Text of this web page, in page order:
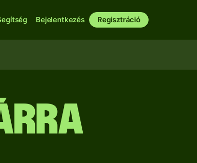
Bejelentkezés Regisztráció